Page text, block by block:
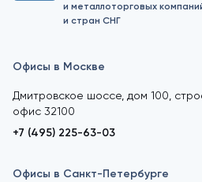
и металлоторговых
и стран СНГ
Офисы в Москве
Дмитровское шоссе, дом 100,
офис 32100
+7 (495) 225-63-03
Офисы в Санкт-Петербурге